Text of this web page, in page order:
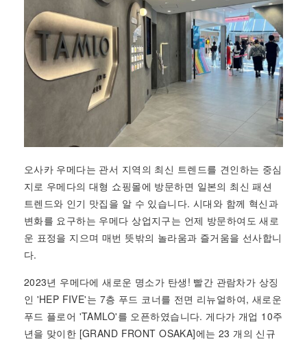
오사카 우메다는 관서 지역의 최신 트렌드를 견인하는 중심
지로 우메다의 대형 쇼핑몰에 방문하면 일본의 최신 패션
트렌드와 인기 맛집을 알 수 있습니다. 시대와 함께 혁신과
변화를 요구하는 우메다 상업지구는 언제 방문하여도 새로
운 표정을 지으며 매번 뜻밖의 놀라움과 즐거움을 선사합니
다.
2023년 우메다에 새로운 명소가 탄생! 빨간 관람차가 상징
인 'HEP FIVE'는 7층 푸드 코너를 전면 리뉴얼하여, 새로운
푸드 플로어 'TAMLO'를 오픈하였습니다. 게다가 개업 10주
년을 맞이한 [GRAND FRONT OSAKA]에는 23 개의 신규